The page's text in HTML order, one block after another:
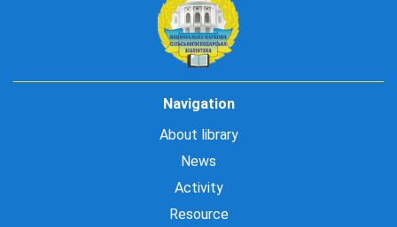
Navigation
About library
News
Activity
Resource